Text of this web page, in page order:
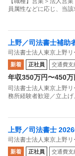
員属性などに応じ、当該
上野／司法書士補助
メンバー／土日祝休
司法書士法人東京上野リ
新着 正社員 交通費支
年収350万円〜450万
司法書士法人東京上野
務所経験者歓迎／立上げ
上野／司法書士
司法書士法人東京上野リ
新着 正社員 交通費支